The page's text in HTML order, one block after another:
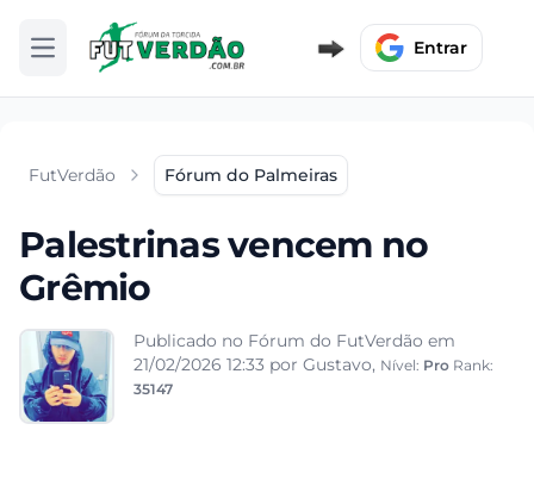
Abrir menu Entrar
FutVerdão Fórum do Palmeiras
Palestrinas vencem no
Grêmio
Publicado no Fórum do FutVerdão em
21/02/2026 12:33 por Gustavo, Nível: Pro Rank:
35147